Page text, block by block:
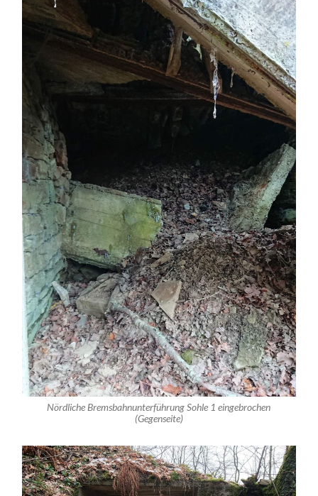
Nördliche Bremsbahnunterführung Sohle 1 eingebrochen
(Gegenseite)